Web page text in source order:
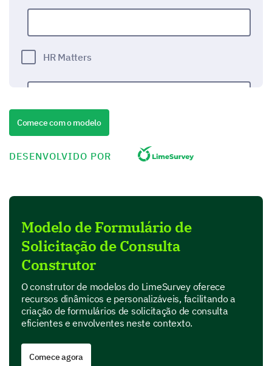
HR Matters
IT Solutions
Could you please provide a brief description
about your consultation requirement?
Comece com o modelo
DESENVOLVIDO POR
Modelo de Formulário de
Solicitação de Consulta
Construtor
O construtor de modelos do LimeSurvey oferece
recursos dinâmicos e personalizáveis, facilitando a
criação de formulários de solicitação de consulta
eficientes e envolventes neste contexto.
Comece agora